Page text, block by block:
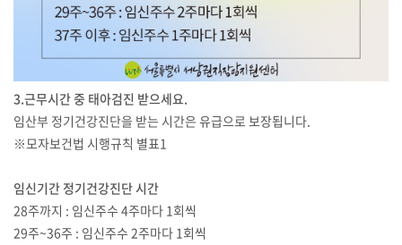
3.근무시간 중 태아검진 받으세요.
임산부 정기건강진단을 받는 시간은 유급으로 보장됩니다.
※모자보건법 시행규칙 별표1
임신기간 정기건강진단 시간
28주까지 : 임신주수 4주마다 1회씩
29주~36주 : 임신주수 2주마다 1회씩